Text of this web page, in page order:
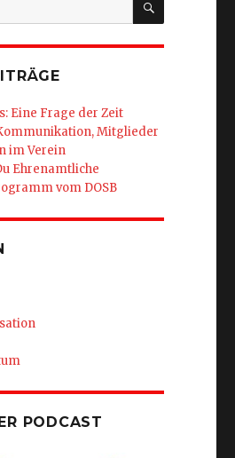
Eine Frage der Zeit
Mitglieder
im Verein
Ehrenamtliche
vom DOSB
PODCAST